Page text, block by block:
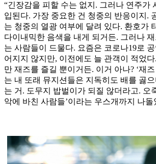
“긴장감을 피할 수는 없지. 그러나 연주가
입된다. 가장 중요한 건 청중의 반응이지.
는 청중의 열광 여부에 달려 있다. 환호가
다이내믹한 음색을 내게 되거든. 그러나
는 사람들이 드물다. 요즘은 코로나19로
어지지 않지만, 이전에도 늘 관객이 적었
만 재즈를 즐길 뿐이거든. 이거 아나? ‘재즈
는 내 또래 뮤지션들은 지독히도 배를 곯
는 거. 도무지 밥벌이가 되질 않더라고. 오
악에 바친 사람들’이라는 우스개까지 나돌